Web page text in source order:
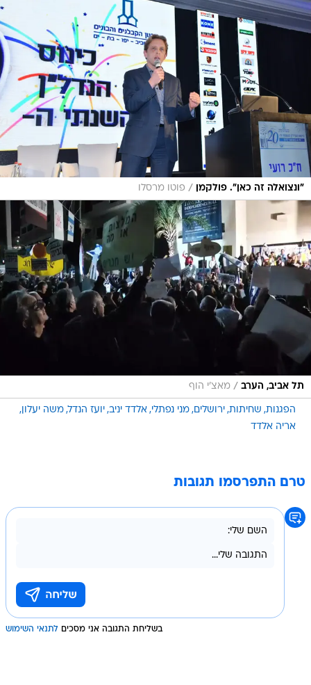
"ונצואלה זה כאן". פולקמן / פוטו מרסלו
תל אביב, הערב / מאצ'י הוף
הפגנות שחיתות ירושלים מני נפתלי אלדד יניב יועז הנדל משה יעלון
אריה אלדד
טרם התפרסמו תגובות
בשליחת התגובה אני מסכים לתנאי השימוש